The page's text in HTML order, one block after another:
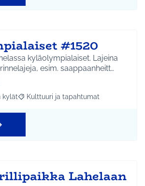
#1520
kyläolympialaiset. Lajeina
esim. saappaanheitt…
mukaan: Etelä-Tuusulan kylät
kylät Rajaa tulokset teeman mukaan:
Kulttuuri ja tapahtumat
Lahelaan